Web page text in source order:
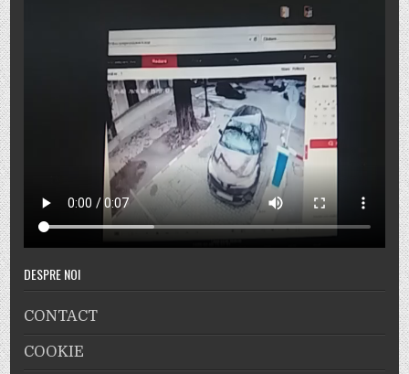
DESPRE NOI
CONTACT
COOKIE